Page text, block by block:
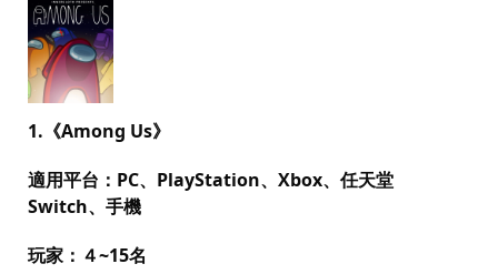
1. 《Among Us》
適用平台： PC、 PlayStation、 Xbox、任天堂
Switch、手機
玩家：４~15名